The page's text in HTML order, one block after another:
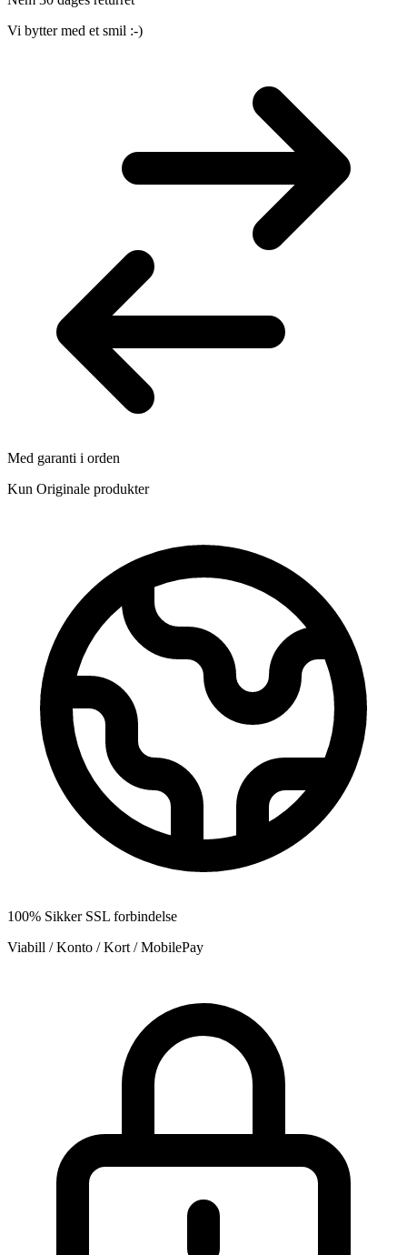
Vi bytter med et smil :-)
Med garanti i orden
Kun Originale produkter
100% Sikker SSL forbindelse
Viabill / Konto / Kort / MobilePay